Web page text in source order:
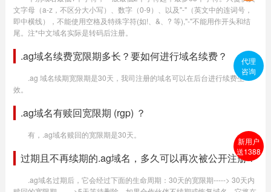
文字母（a-z，不区分大小写）、数字（0-9）、以及"-"（英文中的连词号，
即中横线），不能使用空格及特殊字符(如!、&、? 等),"-"不能用作开头和结
尾。注*中文域名实际是转码后注册。
.ag域名续费宽限期多长？要如何进行域名续费？
.ag 域名续期宽限期是30天，我司注册的域名可以在后台进行续费生
效。
.ag域名有赎回宽限期 (rgp) ？
有，.ag域名赎回的宽限期是30天。
过期且不再续期的.ag域名，多久可以再次被公开注册？
.ag域名过期后，它会经过下面的生命周期：30天的宽限期-----> 30天内
代理
咨询
新用户
送1388